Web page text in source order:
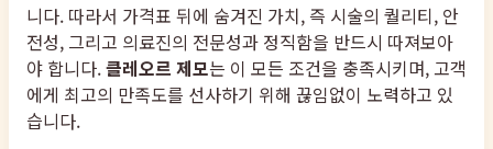
니다. 따라서 가격표 뒤에 숨겨진 가치, 즉 시술의 퀄리티, 안
전성, 그리고 의료진의 전문성과 정직함을 반드시 따져보아
야 합니다.클레오르 제모는 이 모든 조건을 충족시키며, 고객
에게 최고의 만족도를 선사하기 위해 끊임없이 노력하고 있
습니다.